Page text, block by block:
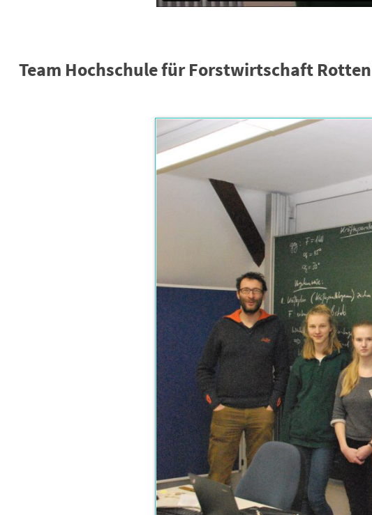
Team Hochschule für Forstwirtschaft